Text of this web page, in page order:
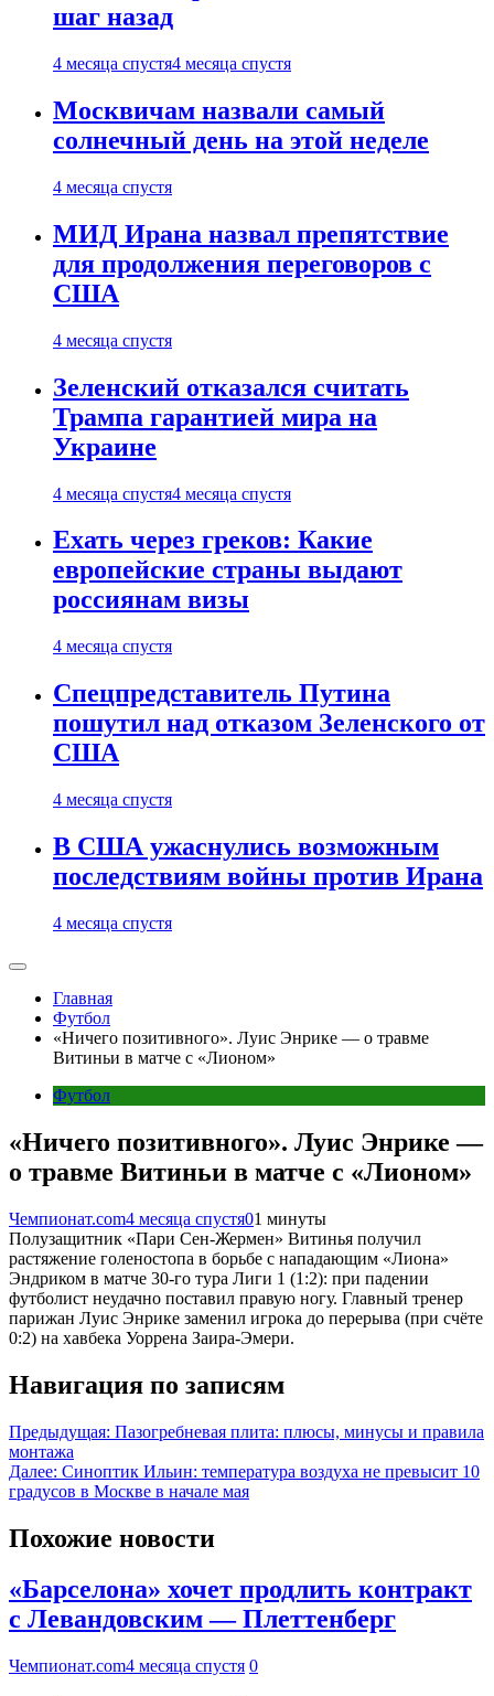
шаг назад
4 месяца спустя4 месяца спустя
Москвичам назвали самый
солнечный день на этой неделе
4 месяца спустя
МИД Ирана назвал препятствие
для продолжения переговоров с
США
4 месяца спустя
Зеленский отказался считать
Трампа гарантией мира на
Украине
4 месяца спустя4 месяца спустя
Ехать через греков: Какие
европейские страны выдают
россиянам визы
4 месяца спустя
Спецпредставитель Путина
пошутил над отказом Зеленского от
США
4 месяца спустя
В США ужаснулись возможным
последствиям войны против Ирана
4 месяца спустя
Главная
Футбол
«Ничего позитивного». Луис Энрике — о травме
Витиньи в матче с «Лионом»
Футбол
«Ничего позитивного». Луис Энрике —
о травме Витиньи в матче с «Лионом»
Чемпионат.com4 месяца спустя01 минуты
Полузащитник «Пари Сен‑Жермен» Витинья получил
растяжение голеностопа в борьбе с нападающим «Лиона»
Эндриком в матче 30-го тура Лиги 1 (1:2): при падении
футболист неудачно поставил правую ногу. Главный тренер
парижан Луис Энрике заменил игрока до перерыва (при счёте
0:2) на хавбека Уоррена Заира‑Эмери.
Навигация по записям
Предыдущая: Пазогребневая плита: плюсы, минусы и правила
монтажа
Далее: Синоптик Ильин: температура воздуха не превысит 10
градусов в Москве в начале мая
Похожие новости
«Барселона» хочет продлить контракт
с Левандовским — Плеттенберг
Чемпионат.com4 месяца спустя 0